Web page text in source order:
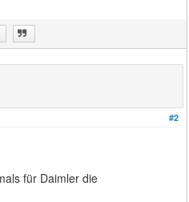
#2
für Daimler die